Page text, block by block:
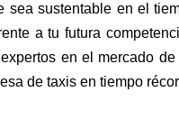
sustentable en el
a tu futura
en el mercado
de taxis en tiempo